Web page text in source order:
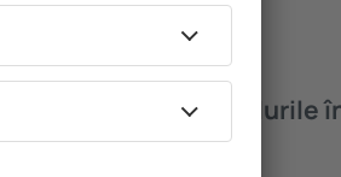
facilităţi oferă hotelurile